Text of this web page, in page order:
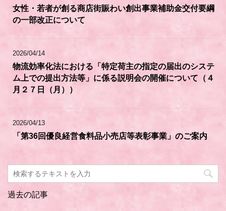
女性・若者が創る商店街賑わい創出事業補助金交付要綱
の一部改正について
2026/04/14
物流効率化法における「特定荷主の指定の届出のシステ
ム上での提出方法等」に係る説明会の開催について（４
月２７日（月））
2026/04/13
「第36回優良経営食料品小売店等表彰事業」のご案内
過去の記事